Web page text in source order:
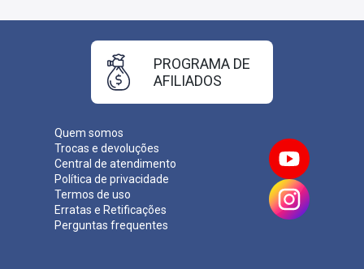
Quem somos
Trocas e devoluções
Central de atendimento
Política de privacidade
Termos de uso
Erratas e Retificações
Perguntas frequentes
PROGRAMA DE
AFILIADOS